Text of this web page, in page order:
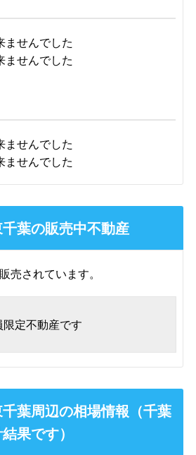
ませんでした
ませんでした
ませんでした
ませんでした
葉の販売中不動産
売されています。
限定不動産です
葉周辺の相場情報（千葉
果です）